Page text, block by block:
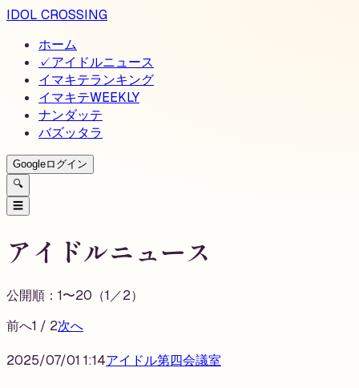
IDOL CROSSING
ホーム
✓アイドルニュース
イマキテランキング
イマキテWEEKLY
ナンダッテ
バズッタラ
Googleログイン
🔍
☰
アイドルニュース
公開順： 1〜20 （1／2）
前へ1 / 2次へ
2025/07/01 1:14アイドル第四会議室